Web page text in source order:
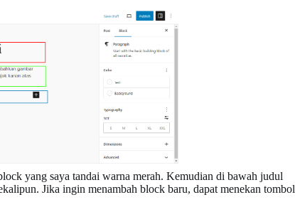
yang saya tandai warna merah. Kemudian di bawah judul
Jika ingin menambah block baru, dapat menekan tombol